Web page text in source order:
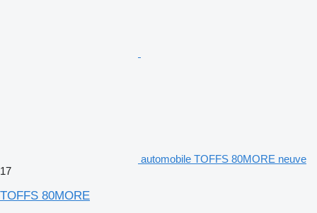
automobile TOFFS 80MORE neuve
17
TOFFS 80MORE